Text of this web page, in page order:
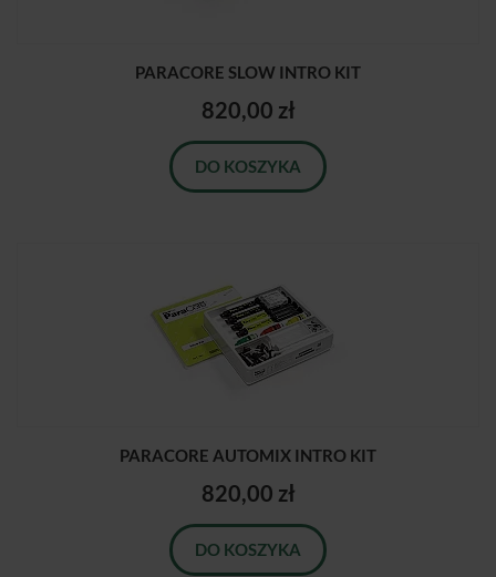
PARACORE SLOW INTRO KIT
820,00 zł
DO KOSZYKA
PARACORE AUTOMIX INTRO KIT
820,00 zł
DO KOSZYKA